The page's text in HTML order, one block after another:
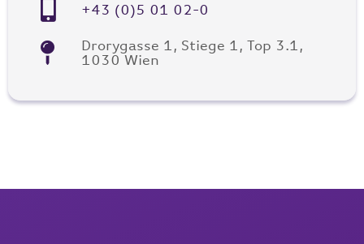
+43 (0)5 01 02-0
Drorygasse 1, Stiege 1, Top 3.1,
1030 Wien